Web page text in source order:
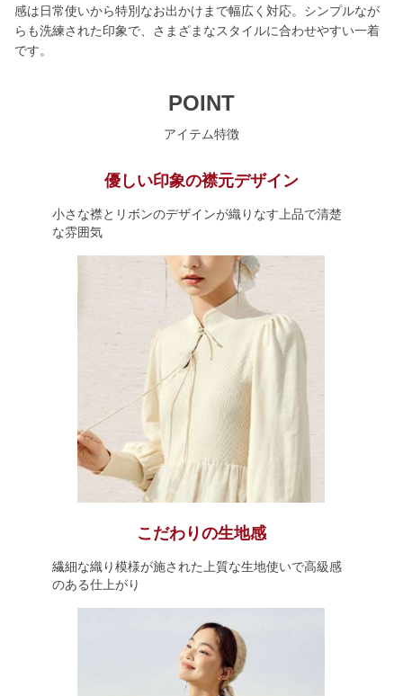
感は日常使いから特別なお出かけまで幅広く対応。シンプルなが
らも洗練された印象で、さまざまなスタイルに合わせやすい一着
です。
POINT
アイテム特徴
優しい印象の襟元デザイン
小さな襟とリボンのデザインが織りなす上品で清楚
な雰囲気
こだわりの生地感
繊細な織り模様が施された上質な生地使いで高級感
のある仕上がり